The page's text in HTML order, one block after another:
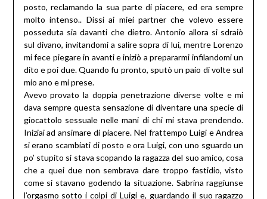
posto, reclamando la sua parte di piacere, ed era sempre
molto intenso.. Dissi ai miei partner che volevo essere
posseduta sia davanti che dietro. Antonio allora si sdraiò
sul divano, invitandomi a salire sopra di lui, mentre Lorenzo
mi fece piegare in avanti e iniziò a prepararmi infilandomi un
dito e poi due. Quando fu pronto, sputò un paio di volte sul
mio ano e mi prese.
Avevo provato la doppia penetrazione diverse volte e mi
dava sempre questa sensazione di diventare una specie di
giocattolo sessuale nelle mani di chi mi stava prendendo.
Iniziai ad ansimare di piacere. Nel frattempo Luigi e Andrea
si erano scambiati di posto e ora Luigi, con uno sguardo un
po’ stupito si stava scopando la ragazza del suo amico, cosa
che a quei due non sembrava dare troppo fastidio, visto
come si stavano godendo la situazione. Sabrina raggiunse
l’orgasmo sotto i colpi di Luigi e, guardando il suo ragazzo